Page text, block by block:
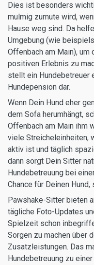
Dies ist besonders
mulmig zumute wird,
Hause weg sind. Da
Umgebung (wie
Offenbach am Main), um
positiven Erlebnis zu
stellt ein Hundebetreuer
Hundepension dar.
Wenn Dein Hund eher
dem Sofa herumhängt,
Offenbach am Main ihm
viele Streicheleinheiten,
aktiv ist und täglich
dann sorgt Dein Sitter
Hundebetreuung bei
Chance für Deinen
Pawshake-Sitter bieten
tägliche Foto-Updates
Spielzeit schon
Sorgen zu machen über
Zusatzleistungen. Das
Hundebetreuung zu